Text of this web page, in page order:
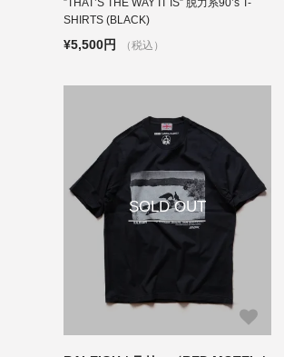
”THAT’S THE WAY IT IS” 脱力系90’s T-
SHIRTS (BLACK)
¥5,500円 （税込）
SOLD OUT